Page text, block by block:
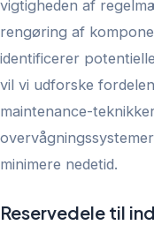
vigtigheden af
rengøring af
identificerer
vil vi udforske
maintenance-
minimere nedetid.
Reservedele til